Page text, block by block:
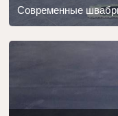
Современные